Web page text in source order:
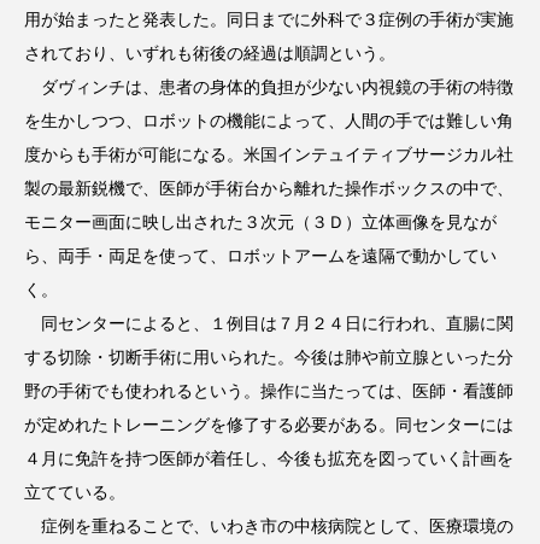
用が始まったと発表した。同日までに外科で３症例の手術が実施
されており、いずれも術後の経過は順調という。
ダヴィンチは、患者の身体的負担が少ない内視鏡の手術の特徴
を生かしつつ、ロボットの機能によって、人間の手では難しい角
度からも手術が可能になる。米国インテュイティブサージカル社
製の最新鋭機で、医師が手術台から離れた操作ボックスの中で、
モニター画面に映し出された３次元（３Ｄ）立体画像を見なが
ら、両手・両足を使って、ロボットアームを遠隔で動かしてい
く。
同センターによると、１例目は７月２４日に行われ、直腸に関
する切除・切断手術に用いられた。今後は肺や前立腺といった分
野の手術でも使われるという。操作に当たっては、医師・看護師
が定めれたトレーニングを修了する必要がある。同センターには
４月に免許を持つ医師が着任し、今後も拡充を図っていく計画を
立てている。
症例を重ねることで、いわき市の中核病院として、医療環境の